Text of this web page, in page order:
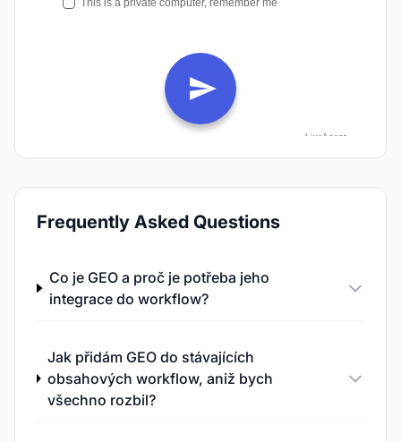
Frequently Asked Questions
Co je GEO a proč je potřeba jeho
integrace do workflow?
Jak přidám GEO do stávajících
obsahových workflow, aniž bych
všechno rozbil?